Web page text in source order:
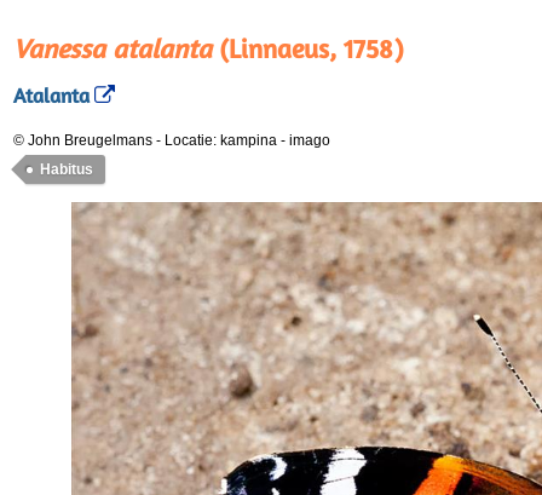
Vanessa atalanta(Linnaeus, 1758)
Atalanta
© John Breugelmans - Locatie: kampina - imago
Habitus